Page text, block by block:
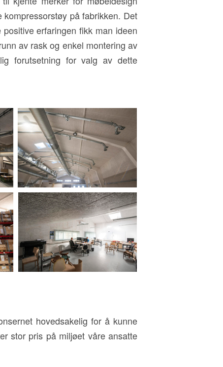
på fabrikken. Det
erfaringen fikk man ideen
av rask og enkel montering av
forutsetning for valg av dette
hovedsakelig for å kunne
stor pris på miljøet våre ansatte